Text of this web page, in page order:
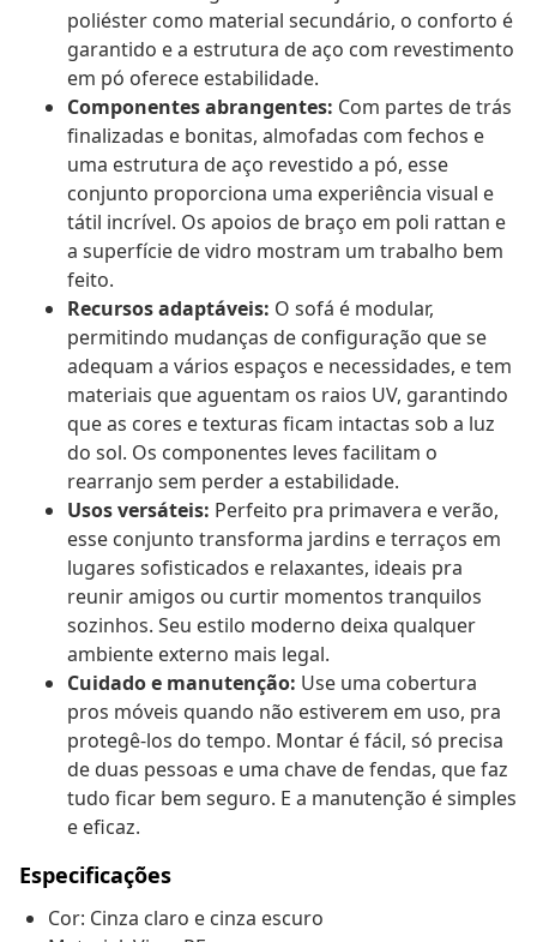
poliéster como material secundário, o conforto é
garantido e a estrutura de aço com revestimento
em pó oferece estabilidade.
Componentes abrangentes: Com partes de trás
finalizadas e bonitas, almofadas com fechos e
uma estrutura de aço revestido a pó, esse
conjunto proporciona uma experiência visual e
tátil incrível. Os apoios de braço em poli rattan e
a superfície de vidro mostram um trabalho bem
feito.
Recursos adaptáveis: O sofá é modular,
permitindo mudanças de configuração que se
adequam a vários espaços e necessidades, e tem
materiais que aguentam os raios UV, garantindo
que as cores e texturas ficam intactas sob a luz
do sol. Os componentes leves facilitam o
rearranjo sem perder a estabilidade.
Usos versáteis: Perfeito pra primavera e verão,
esse conjunto transforma jardins e terraços em
lugares sofisticados e relaxantes, ideais pra
reunir amigos ou curtir momentos tranquilos
sozinhos. Seu estilo moderno deixa qualquer
ambiente externo mais legal.
Cuidado e manutenção: Use uma cobertura
pros móveis quando não estiverem em uso, pra
protegê-los do tempo. Montar é fácil, só precisa
de duas pessoas e uma chave de fendas, que faz
tudo ficar bem seguro. E a manutenção é simples
e eficaz.
Especificações
Cor: Cinza claro e cinza escuro